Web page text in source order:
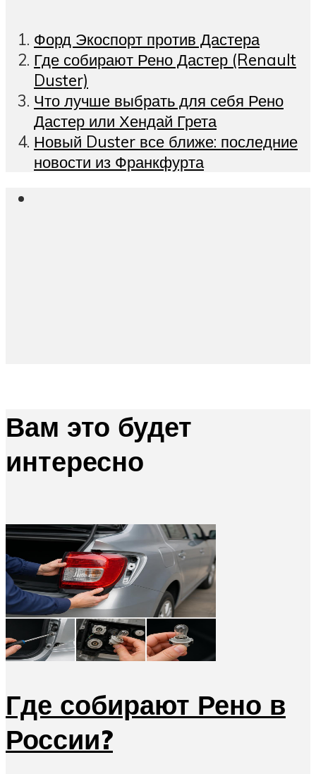
Форд Экоспорт против Дастера
Где собирают Рено Дастер (Renault
Duster)
Что лучше выбрать для себя Рено
Дастер или Хендай Грета
Новый Duster все ближе: последние
новости из Франкфурта
Вам это будет
интересно
Где собирают Рено в
России?